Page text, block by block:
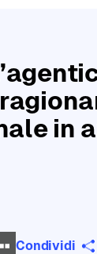
in
Condividi